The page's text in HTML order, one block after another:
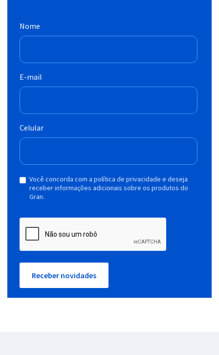
Nome
E-mail
Celular
Você concorda com a política de privacidade e deseja
receber informações adicionais sobre os produtos do
Gran.
Receber novidades